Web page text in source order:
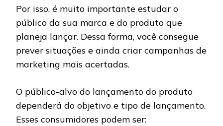
Por isso, é muito importante estudar o
público da sua marca e do produto que
planeja lançar. Dessa forma, você consegue
prever situações e ainda criar campanhas de
marketing mais acertadas.
O público-alvo do lançamento do produto
dependerá do objetivo e tipo de lançamento.
Esses consumidores podem ser: